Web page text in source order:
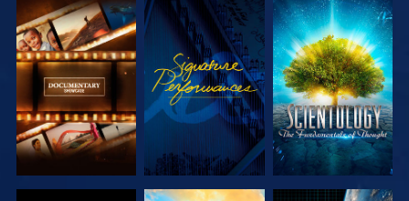
UTFORSKA
SERIEN
TITTA
UTFORSKA
SERIEN